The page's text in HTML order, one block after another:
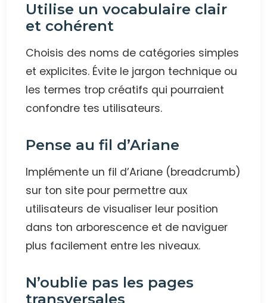
Utilise un vocabulaire clair
et cohérent
Choisis des noms de catégories simples
et explicites. Évite le jargon technique ou
les termes trop créatifs qui pourraient
confondre tes utilisateurs.
Pense au fil d’Ariane
Implémente un fil d’Ariane (breadcrumb)
sur ton site pour permettre aux
utilisateurs de visualiser leur position
dans ton arborescence et de naviguer
plus facilement entre les niveaux.
N’oublie pas les pages
transversales